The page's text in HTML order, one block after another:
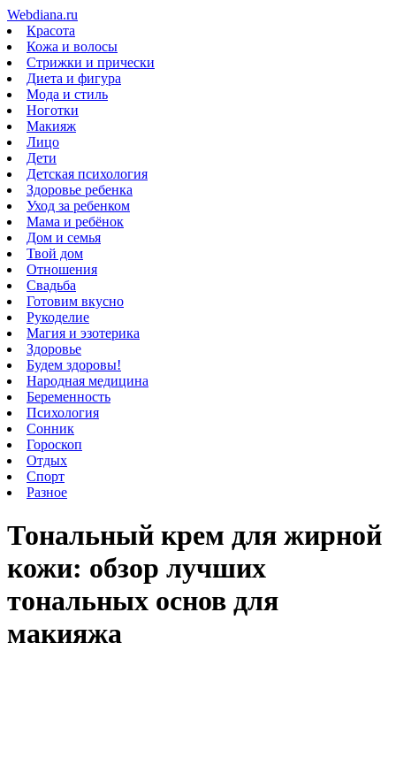
Webdiana.ru
Красота
Кожа и волосы
Стрижки и прически
Диета и фигура
Мода и стиль
Ноготки
Макияж
Лицо
Дети
Детская психология
Здоровье ребенка
Уход за ребенком
Мама и ребёнок
Дом и семья
Твой дом
Отношения
Свадьба
Готовим вкусно
Рукоделие
Магия и эзотерика
Здоровье
Будем здоровы!
Народная медицина
Беременность
Психология
Сонник
Гороскоп
Отдых
Спорт
Разное
Тональный крем для жирной
кожи: обзор лучших
тональных основ для
макияжа